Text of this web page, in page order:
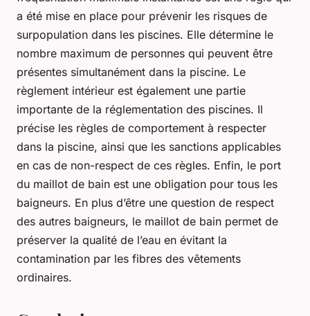
a été mise en place pour prévenir les risques de
surpopulation dans les piscines. Elle détermine le
nombre maximum de personnes qui peuvent être
présentes simultanément dans la piscine. Le
règlement intérieur est également une partie
importante de la réglementation des piscines. Il
précise les règles de comportement à respecter
dans la piscine, ainsi que les sanctions applicables
en cas de non-respect de ces règles. Enfin, le port
du maillot de bain est une obligation pour tous les
baigneurs. En plus d’être une question de respect
des autres baigneurs, le maillot de bain permet de
préserver la qualité de l’eau en évitant la
contamination par les fibres des vêtements
ordinaires.